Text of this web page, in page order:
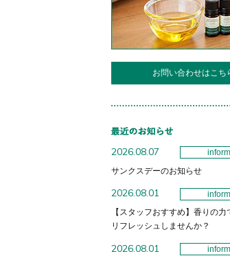
お問い合わせはこち
2026.08.07
サンクスデーのお知らせ
2026.08.01
【スタッフおすすめ】香りの力
リフレッシュしませんか？
2026.08.01